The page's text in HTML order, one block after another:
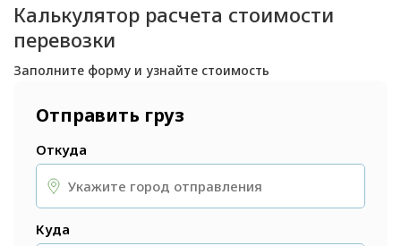
Калькулятор расчета стоимости
перевозки
Заполните форму и узнайте стоимость
Отправить груз
Откуда
Куда